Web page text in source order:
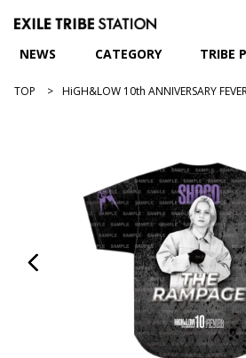
NEWS CATEGORY TRIBE
TOP HiGH&LOW 10th ANNIVERSARY